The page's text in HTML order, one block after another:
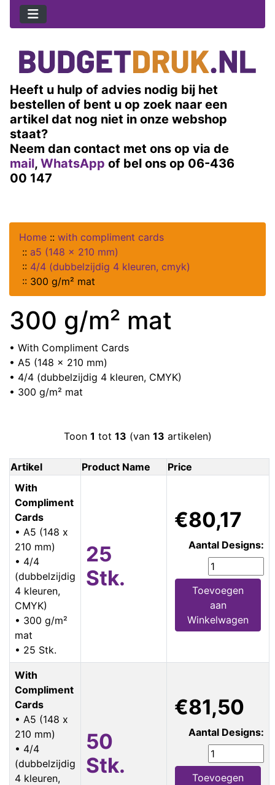
Heeft u hulp of advies nodig bij het
bestellen of bent u op zoek naar een
artikel dat nog niet in onze webshop
staat?
Neem dan contact met ons op via de
mail, WhatsApp of bel ons op 06-436
00 147
Home :: with compliment cards
:: a5 (148 x 210 mm)
:: 4/4 (dubbelzijdig 4 kleuren, cmyk)
:: 300 g/m² mat
300 g/m² mat
• With Compliment Cards
• A5 (148 x 210 mm)
• 4/4 (dubbelzijdig 4 kleuren, CMYK)
• 300 g/m² mat
Toon 1 tot 13 (van 13 artikelen)
Artikel Product Name
Price
With
Compliment
Cards
• A5 (148 x
210 mm)
• 4/4
(dubbelzijdig
4 kleuren,
CMYK)
• 300 g/m²
mat
• 25 Stk.
25
Stk.
€80,17
Aantal Designs:
Toevoegen
aan
Winkelwagen
With
Compliment
Cards
• A5 (148 x
210 mm)
• 4/4
(dubbelzijdig
4 kleuren,
50
Stk.
€81,50
Aantal Designs:
Toevoegen